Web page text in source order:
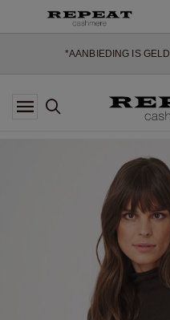
*AANBIEDING IS
*NIET GELDIG
*UITZONDERINGEN
EXTRA